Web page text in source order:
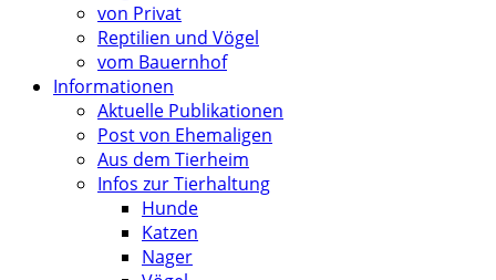
von Privat
Reptilien und Vögel
vom Bauernhof
Informationen
Aktuelle Publikationen
Post von Ehemaligen
Aus dem Tierheim
Infos zur Tierhaltung
Hunde
Katzen
Nager